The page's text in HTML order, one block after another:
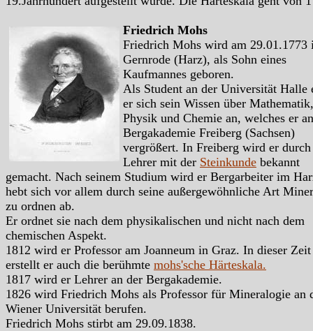
Friedrich Mohs
Friedrich Mohs wird am 29.01.1773
Gernrode (Harz), als Sohn eines
Kaufmannes geboren.
Als Student an der Universität Halle
er sich sein Wissen über Mathematik,
Physik und Chemie an, welches er
Bergakademie Freiberg (Sachsen)
vergrößert. In Freiberg wird er durch
Lehrer mit der Steinkunde bekannt
gemacht. Nach seinem Studium wird er Bergarbeiter im
hebt sich vor allem durch seine außergewöhnliche Art
zu ordnen ab.
Er ordnet sie nach dem physikalischen und nicht nach dem
chemischen Aspekt.
1812 wird er Professor am Joanneum in Graz. In dieser Zeit
erstellt er auch die berühmte mohs'sche Härteskala.
1817 wird er Lehrer an der Bergakademie.
1826 wird Friedrich Mohs als Professor für Mineralogie an
Wiener Universität berufen.
Friedrich Mohs stirbt am 29.09.1838.